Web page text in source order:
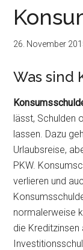
26. November
Was sind
lässt, Schulden
lassen. Dazu
Urlaubsreise,
PKW.
verlieren und
normalerweise
die